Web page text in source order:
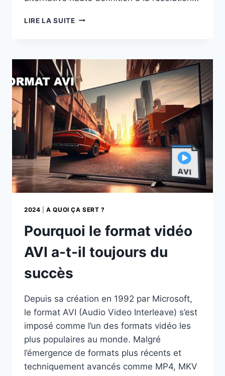
LIRE LA SUITEPOURQUOI
720P
EST
ENCORE
TRÈS
POPULAIRE
2024 |A QUOI ÇA SERT ?
Pourquoi le format vidéo
AVI a-t-il toujours du
succès
Depuis sa création en 1992 par Microsoft,
le format AVI (Audio Video Interleave) s’est
imposé comme l’un des formats vidéo les
plus populaires au monde. Malgré
l’émergence de formats plus récents et
techniquement avancés comme MP4, MKV